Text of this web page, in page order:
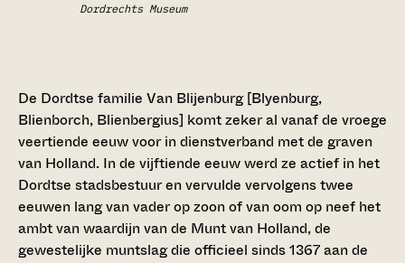
Dordrechts Museum
De Dordtse familie Van Blijenburg [Blyenburg,
Blienborch, Blienbergius] komt zeker al vanaf de vroege
veertiende eeuw voor in dienstverband met de graven
van Holland. In de vijftiende eeuw werd ze actief in het
Dordtse stadsbestuur en vervulde vervolgens twee
eeuwen lang van vader op zoon of van oom op neef het
ambt van waardijn van de Munt van Holland, de
gewestelijke muntslag die officieel sinds 1367 aan de